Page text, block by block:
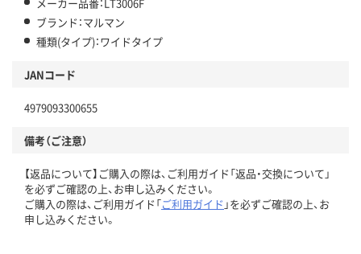
ブランド：マルマン
種類(タイプ)：ワイドタイプ
JANコード
4979093300655
備考（ご注意）
【返品について】ご購入の際は、ご利用ガイド「返品・交換について」
を必ずご確認の上、お申し込みください。
ご購入の際は、ご利用ガイド「ご利用ガイド 」を必ずご確認の上、お
申し込みください。